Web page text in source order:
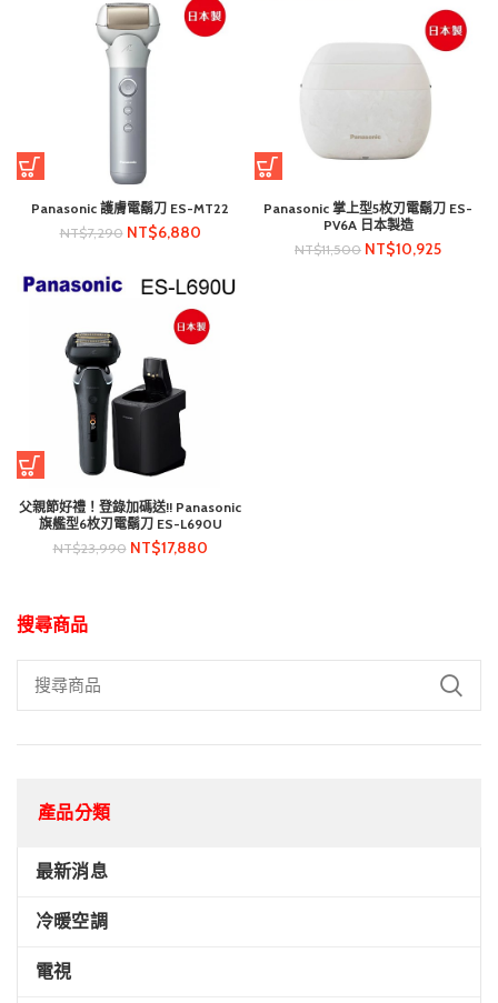
搜尋商品
產品分類
最新消息
冷暖空調
電視
Panasonic 護膚電鬍刀 ES-MT22
NT$7,290 NT$6,880
Panasonic 掌上型5枚刃電鬍刀 ES-
PV6A 日本製造
NT$11,500 NT$10,925
父親節好禮！登錄加碼送!! Panasonic
旗艦型6枚刃電鬍刀 ES-L690U
NT$23,990 NT$17,880